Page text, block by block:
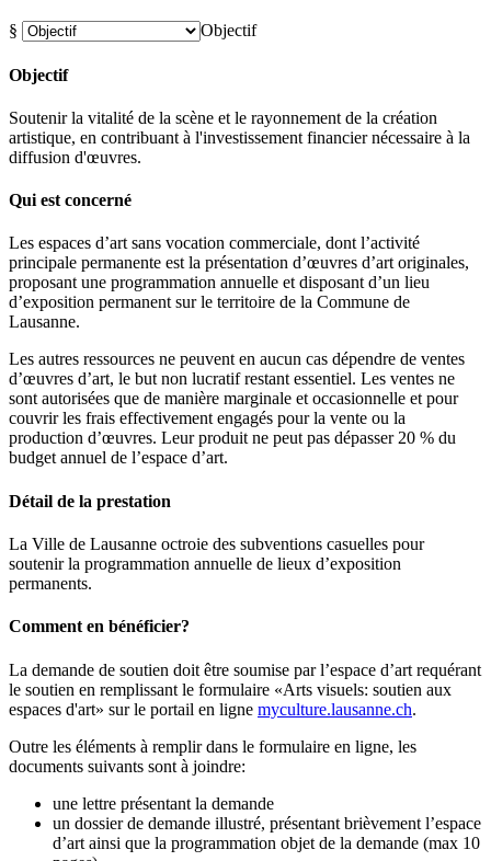
§ Objectif
Objectif
Soutenir la vitalité de la scène et le rayonnement de la création
artistique, en contribuant à l'investissement financier nécessaire à la
diffusion d'œuvres.
Qui est concerné
Les espaces d’art sans vocation commerciale, dont l’activité
principale permanente est la présentation d’œuvres d’art originales,
proposant une programmation annuelle et disposant d’un lieu
d’exposition permanent sur le territoire de la Commune de
Lausanne.
Les autres ressources ne peuvent en aucun cas dépendre de ventes
d’œuvres d’art, le but non lucratif restant essentiel. Les ventes ne
sont autorisées que de manière marginale et occasionnelle et pour
couvrir les frais effectivement engagés pour la vente ou la
production d’œuvres. Leur produit ne peut pas dépasser 20 % du
budget annuel de l’espace d’art.
Détail de la prestation
La Ville de Lausanne octroie des subventions casuelles pour
soutenir la programmation annuelle de lieux d’exposition
permanents.
Comment en bénéficier?
La demande de soutien doit être soumise par l’espace d’art requérant
le soutien en remplissant le formulaire «Arts visuels: soutien aux
espaces d'art» sur le portail en ligne myculture.lausanne.ch.
Outre les éléments à remplir dans le formulaire en ligne, les
documents suivants sont à joindre:
une lettre présentant la demande
un dossier de demande illustré, présentant brièvement l’espace
d’art ainsi que la programmation objet de la demande (max 10